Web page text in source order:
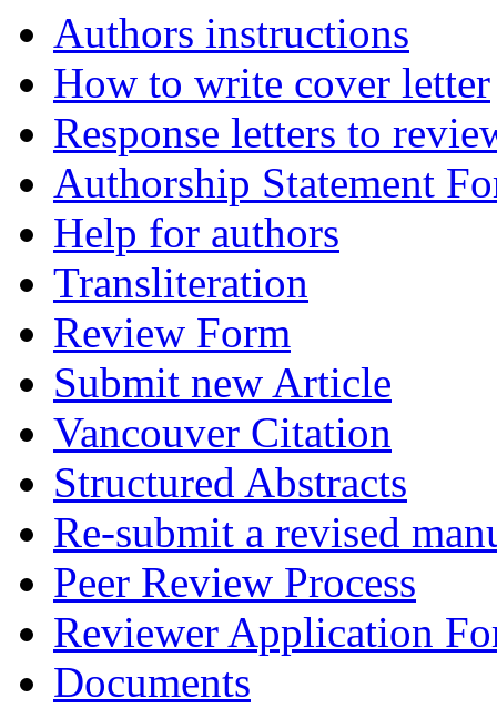
Authors instructions
How to write cover letter
Response letters to
Authorship Statement
Help for authors
Transliteration
Review Form
Submit new Article
Vancouver Citation
Structured Abstracts
Re-submit a revised
Peer Review Process
Reviewer Application
Documents